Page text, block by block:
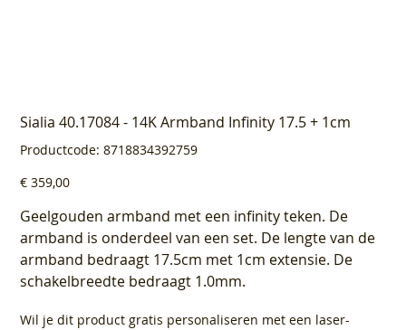
Sialia 40.17084 - 14K Armband Infinity 17.5 + 1cm
Productcode: Productcode
8718834392759
8718834392759
Prijs
€ 359,00
Geelgouden armband met een infinity teken. De
armband is onderdeel van een set. De lengte van de
armband bedraagt 17.5cm met 1cm extensie. De
schakelbreedte bedraagt 1.0mm.
Wil je dit product gratis personaliseren met een laser-